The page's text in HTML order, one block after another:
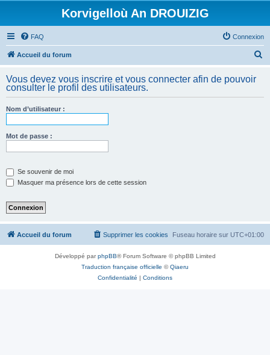
Korvigelloù An DROUIZIG
FAQ Connexion
Accueil du forum
h
Vous devez vous inscrire et vous connecter afin de pouvoir
consulter le profil des utilisateurs.
Nom d’utilisateur :
Mot de passe :
Se souvenir de moi
Masquer ma présence lors de cette session
Accueil du forum Fuseau horaire sur UTC+01:00
Supprimer les cookies
Développé parphpBB® Forum Software © phpBB Limited
Traduction française officielle ©Qiaeru
Confidentialité | Conditions